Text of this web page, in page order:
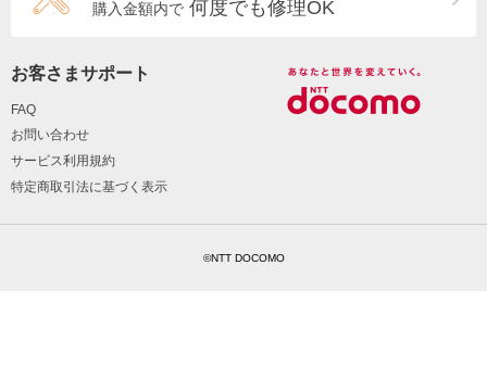
購入金額内で 何度でも修理OK
お客さまサポート
FAQ
お問い合わせ
サービス利用規約
特定商取引法に基づく表示
©NTT DOCOMO